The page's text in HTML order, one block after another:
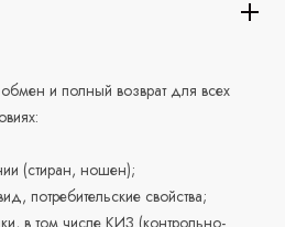
и полный возврат для всех
(стиран, ношен);
потребительские свойства;